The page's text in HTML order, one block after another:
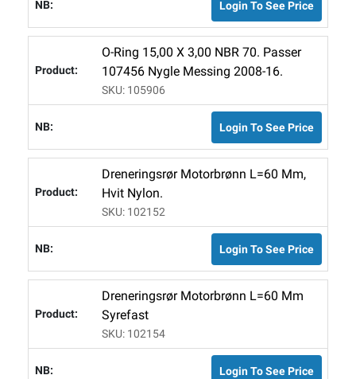
Login To See Price
O-Ring 15,00 X 3,00 NBR 70. Passer
107456 Nygle Messing 2008-16.
SKU: 105906
Login To See Price
Dreneringsrør Motorbrønn L=60 Mm,
Hvit Nylon.
SKU: 102152
Login To See Price
Dreneringsrør Motorbrønn L=60 Mm
Syrefast
SKU: 102154
Login To See Price